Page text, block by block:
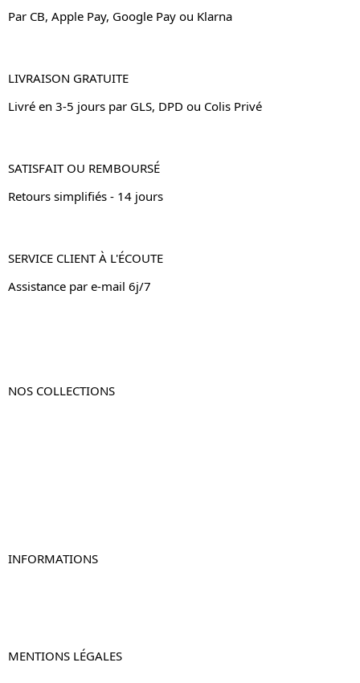
Par CB, Apple Pay, Google Pay ou Klarna
LIVRAISON GRATUITE
Livré en 3-5 jours par GLS, DPD ou Colis Privé
SATISFAIT OU REMBOURSÉ
Retours simplifiés - 14 jours
SERVICE CLIENT À L'ÉCOUTE
Assistance par e-mail 6j/7
NOS COLLECTIONS
INFORMATIONS
MENTIONS LÉGALES